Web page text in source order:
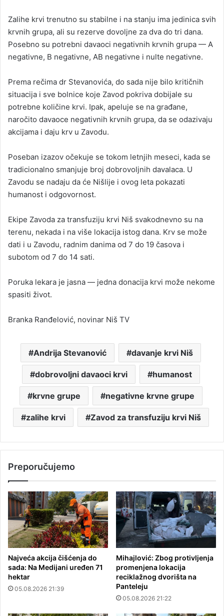
Zalihe krvi trenutno su stabilne i na stanju ima jedinica svih
krvnih grupa, ali su rezerve dovoljne za dva do tri dana.
Posebno su potrebni davaoci negativnih krvnih grupa — A
negativne, B negativne, AB negativne i nulte negativne.
Prema rečima dr Stevanovića, do sada nije bilo kritičnih
situacija i sve bolnice koje Zavod pokriva dobijale su
potrebne količine krvi. Ipak, apeluje se na građane,
naročito davaoce negativnih krvnih grupa, da se odazivaju
akcijama i daju krv u Zavodu.
Poseban izazov očekuje se tokom letnjih meseci, kada se
tradicionalno smanjuje broj dobrovoljnih davalaca. U
Zavodu se nadaju da će Nišlije i ovog leta pokazati
humanost i odgovornost.
Ekipe Zavoda za transfuziju krvi Niš svakodnevno su na
terenu, nekada i na više lokacija istog dana. Krv se može
dati i u Zavodu, radnim danima od 7 do 19 časova i
subotom od 7 do 14 sati.
Poruka lekara je jasna — jedna donacija krvi može nekome
spasiti život.
Branka Ranđelović, novinar Niš TV
Andrija Stevanović davanje krvi Niš
dobrovoljni davaoci krvi humanost
krvne grupe negativne krvne grupe
zalihe krvi Zavod za transfuziju krvi Niš
Preporučujemo
Najveća akcija čišćenja do
sada: Na Medijani uređen 71
hektar
05.08.2026 21:39
Mihajlović: Zbog protivljenja
promenjena lokacija
reciklažnog dvorišta na
Panteleju
05.08.2026 21:22